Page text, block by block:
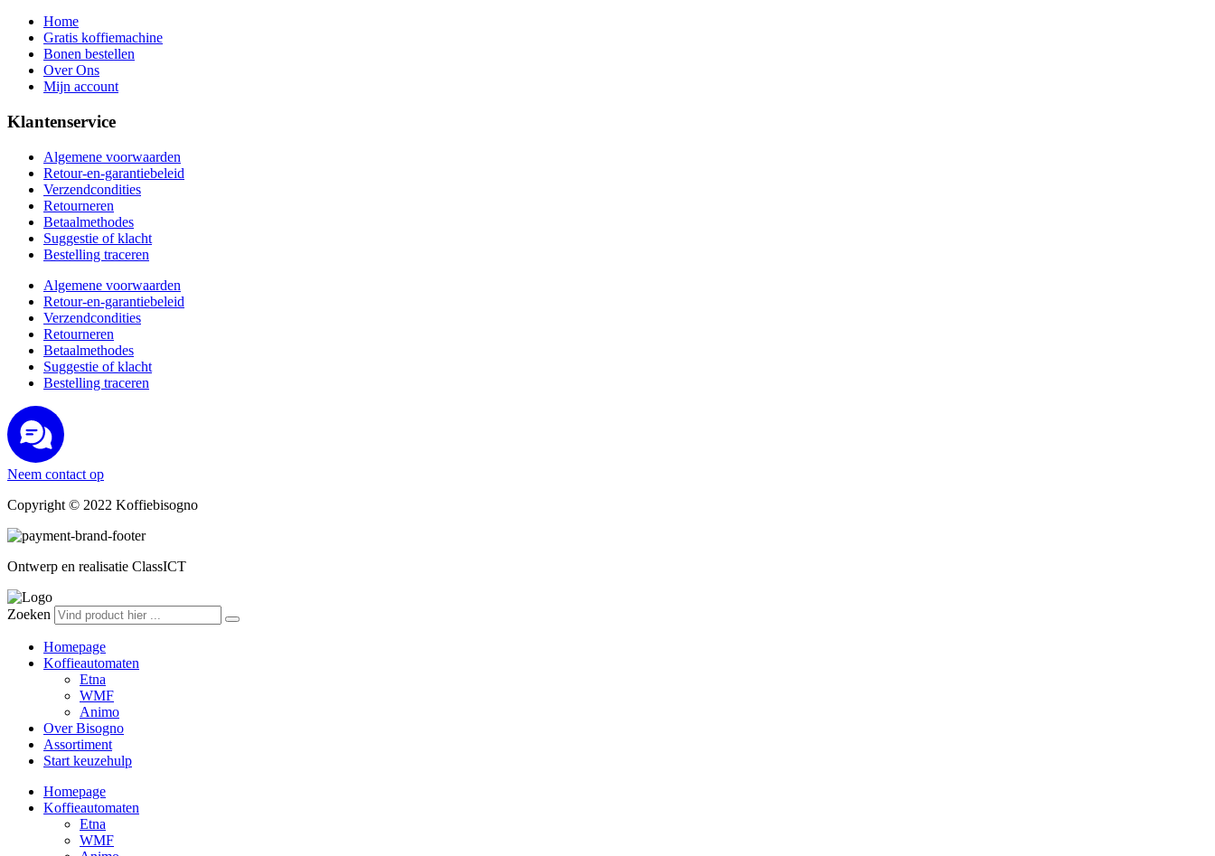
Home
Gratis koffiemachine
Bonen bestellen
Over Ons
Mijn account
Klantenservice
Algemene voorwaarden
Retour-en-garantiebeleid
Verzendcondities
Retourneren
Betaalmethodes
Suggestie of klacht
Bestelling traceren
Algemene voorwaarden
Retour-en-garantiebeleid
Verzendcondities
Retourneren
Betaalmethodes
Suggestie of klacht
Bestelling traceren
Neem contact op
Copyright © 2022 Koffiebisogno
Ontwerp en realisatie ClassICT
Zoeken
Homepage
Koffieautomaten
Etna
WMF
Animo
Over Bisogno
Assortiment
Start keuzehulp
Homepage
Koffieautomaten
Etna
WMF